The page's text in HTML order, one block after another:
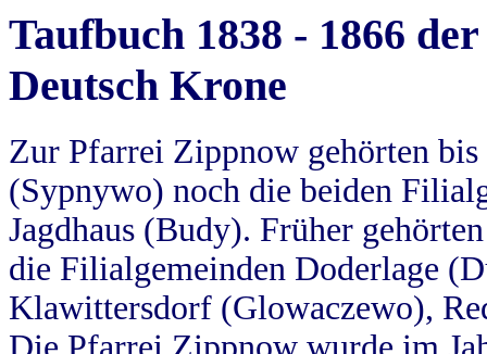
Taufbuch 1838 - 1866
Deutsch Krone
Zur Pfarrei Zippnow gehörten
(Sypnywo) noch die beiden
Jagdhaus (Budy). Früher
die Filialgemeinden Doderlage
Klawittersdorf (Glowaczewo),